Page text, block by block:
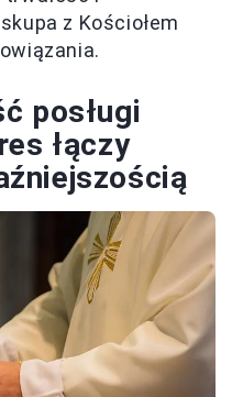
z Kościołem
posługi
łączy